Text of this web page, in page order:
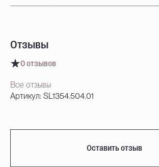
Отзывы
0 отзывов
Все отзывы
Артикул: SL1354.504.01
Оставить отзыв